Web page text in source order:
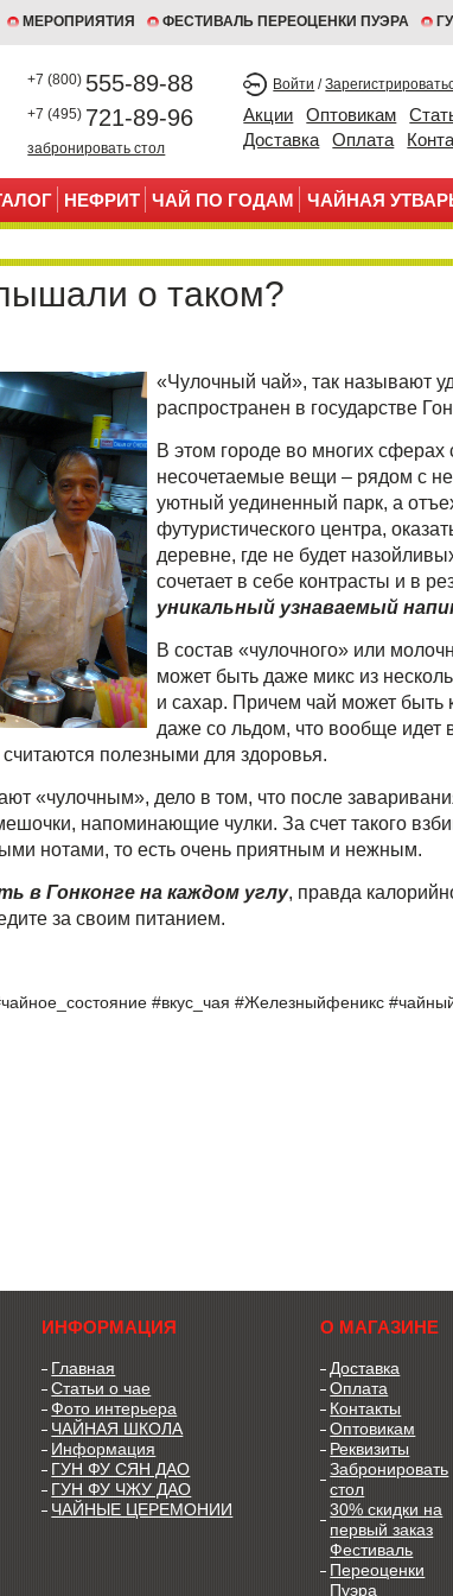
МЕРОПРИЯТИЯ ФЕСТИВАЛЬ ПЕРЕОЦЕНКИ ПУЭРА
+7 (800) 555-89-88
+7 (495) 721-89-96
забронировать стол
Войти /
Акции Оптовикам
Доставка
Оплата
НЕФРИТ ЧАЙ ПО ГОДАМ ЧАЙНАЯ
о таком?
«Чулочный чай», так называют
распространен в государстве
В этом городе во многих сферах
несочетаемые вещи – рядом с
уютный уединенный парк, а
футуристического центра,
деревне, где не будет
сочетает в себе контрасты и в
уникальный узнаваемый
В состав «чулочного» или
может быть даже микс из
и сахар. Причем чай может быть
даже со льдом, что вообще идет
полезными для здоровья.
«чулочным», дело в том, что после
напоминающие чулки. За счет такого
нотами, то есть очень приятным и нежным.
в Гонконге на каждом углу, правда
за своим питанием.
чайное состояние #вкус чая #Железныйфеникс #
ИНФОРМАЦИЯ
Главная
Статьи о чае
Фото интерьера
ЧАЙНАЯ ШКОЛА
Информация
ГУН ФУ СЯН ДАО
ГУН ФУ ЧЖУ ДАО
ЧАЙНЫЕ ЦЕРЕМОНИИ
О МАГАЗИНЕ
Доставка
Оплата
Контакты
Оптовикам
Реквизиты
Забронировать
стол
30% скидки на
первый заказ
Фестиваль
Переоценки
Пуэра